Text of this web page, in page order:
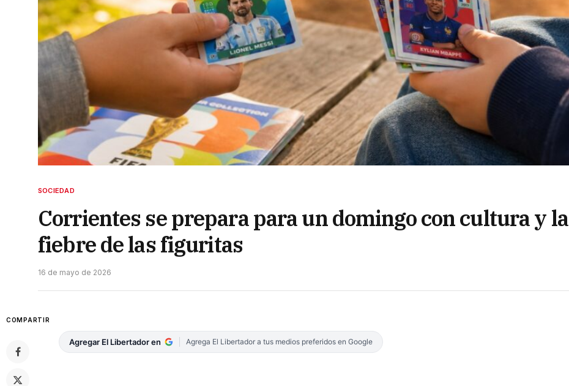
SOCIEDAD
Corrientes se prepara para un domingo con cultura y la
fiebre de las figuritas
16 de mayo de 2026
COMPARTIR
Agregar El Libertador en Agrega El Libertador a tus medios preferidos en Google